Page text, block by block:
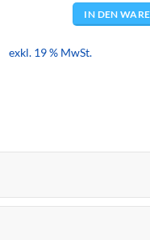
IN DEN
exkl. 19 % MwSt.